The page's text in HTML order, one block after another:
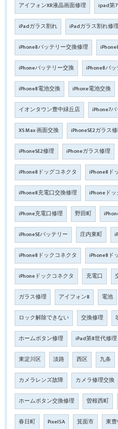
アイフォンXR液晶画面修理 ipad第
iPadガラス割れ iPadガラス割れ修
iPhone8バッテリー交換修理
iPhoneバッテリー交換 iPhone8バ
iPhone8電池交換 iPhone電池交換
イオンタウン豊中緑丘店 iPhone7
XS Max 画面交換 iPhoneSE2ガラス
iPhoneSE2修理 iPhoneガラス修理
iPhone8ドッグコネクタ iPhone8ド
iPhone8充電口交換修理 iPhoneド
iPhone充電口修理 野田町
iPhoneSEバッテリー 庄内東町
iPhone8ドックコネクタ iPhone8ド
iPhoneドックコネクタ 充電口
ガラス修理 アイフォン8 電池
ロック解除できない 交換修理
ホームボタン修理 iPad第8世代修理
東淀川区 淡路 西区 九条
カメラレンズ故障 カメラ修理交換
ホームボタン交換修理 曽根西町
春日町 Pixel5A 箕面市 東